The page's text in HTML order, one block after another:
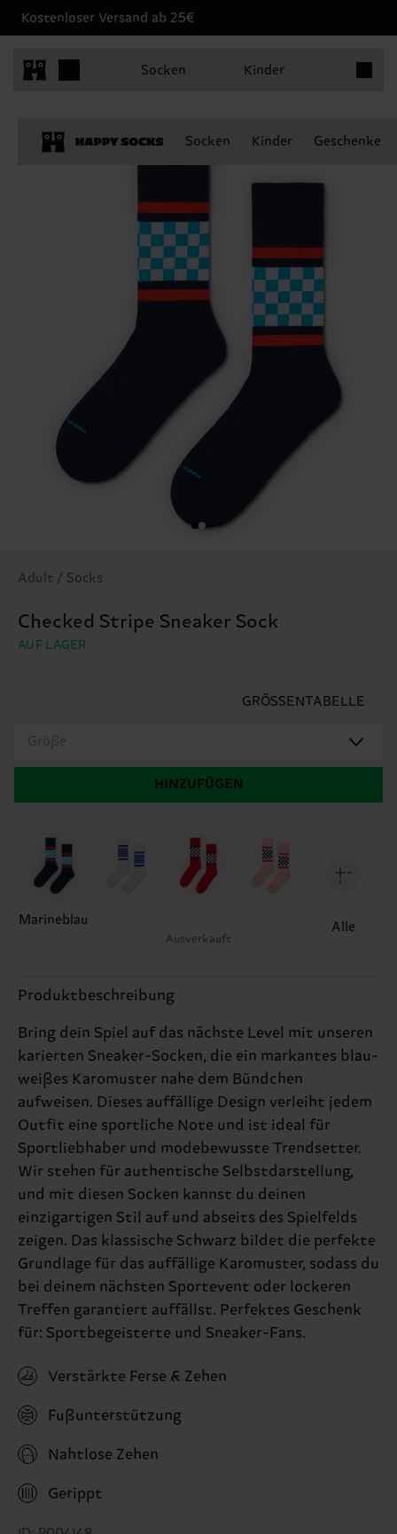
Kostenloser Versand ab 25€
Socken Kinder
Socken Kinder Geschenke
Adult / Socks
Checked Stripe Sneaker Sock
AUF LAGER
GRÖSSENTABELLE
Größe
HINZUFÜGEN
Marineblau
Ausverkauft
Alle
Produktbeschreibung
Bring dein Spiel auf das nächste Level mit unseren
karierten Sneaker-Socken, die ein markantes blau-
weißes Karomuster nahe dem Bündchen
aufweisen. Dieses auffällige Design verleiht jedem
Outfit eine sportliche Note und ist ideal für
Sportliebhaber und modebewusste Trendsetter.
Wir stehen für authentische Selbstdarstellung,
und mit diesen Socken kannst du deinen
einzigartigen Stil auf und abseits des Spielfelds
zeigen. Das klassische Schwarz bildet die perfekte
Grundlage für das auffällige Karomuster, sodass du
bei deinem nächsten Sportevent oder lockeren
Treffen garantiert auffällst. Perfektes Geschenk
für: Sportbegeisterte und Sneaker-Fans.
Verstärkte Ferse & Zehen
Fußunterstützung
Nahtlose Zehen
Gerippt